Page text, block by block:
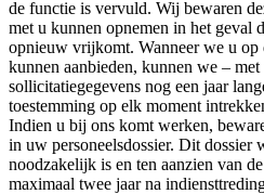
de functie is vervuld. Wij bewaren
met u kunnen opnemen in het geval
opnieuw vrijkomt. Wanneer we u op
kunnen aanbieden, kunnen we –
sollicitatiegegevens nog een jaar
toestemming op elk moment
Indien u bij ons komt werken,
in uw personeelsdossier. Dit dossier
noodzakelijk is en ten aanzien van
maximaal twee jaar na